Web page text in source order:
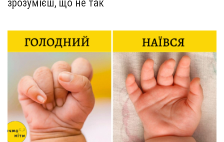
зрозумієш, що не так